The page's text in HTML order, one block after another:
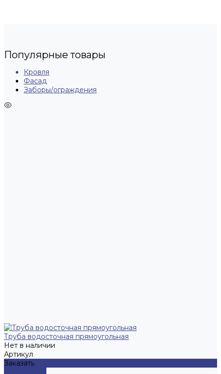
Популярные товары
Кровля
Фасад
Заборы/ограждения
Труба водосточная прямоугольная
Нет в наличии
Артикул
Заказать